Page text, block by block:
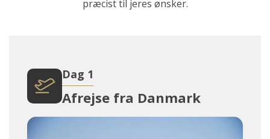
præcist til jeres ønsker.
Dag 1
Afrejse fra Danmark